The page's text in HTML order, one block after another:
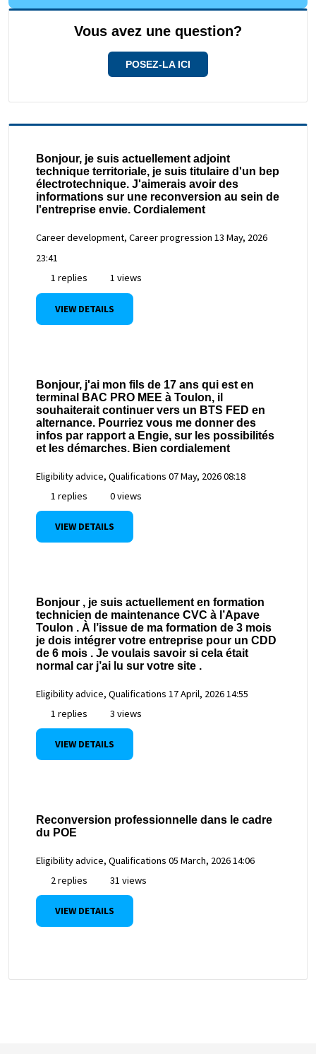
Vous avez une question?
POSEZ-LA ICI
Bonjour, je suis actuellement adjoint
technique territoriale, je suis titulaire d'un bep
électrotechnique. J'aimerais avoir des
informations sur une reconversion au sein de
l'entreprise envie. Cordialement
Career development, Career progression 13 May, 2026
23:41
1 replies
1 views
VIEW DETAILS
Bonjour, j'ai mon fils de 17 ans qui est en
terminal BAC PRO MEE à Toulon, il
souhaiterait continuer vers un BTS FED en
alternance. Pourriez vous me donner des
infos par rapport a Engie, sur les possibilités
et les démarches. Bien cordialement
Eligibility advice, Qualifications 07 May, 2026 08:18
1 replies
0 views
VIEW DETAILS
Bonjour , je suis actuellement en formation
technicien de maintenance CVC à l’Apave
Toulon . À l’issue de ma formation de 3 mois
je dois intégrer votre entreprise pour un CDD
de 6 mois . Je voulais savoir si cela était
normal car j’ai lu sur votre site .
Eligibility advice, Qualifications 17 April, 2026 14:55
1 replies
3 views
VIEW DETAILS
Reconversion professionnelle dans le cadre
du POE
Eligibility advice, Qualifications 05 March, 2026 14:06
2 replies
31 views
VIEW DETAILS